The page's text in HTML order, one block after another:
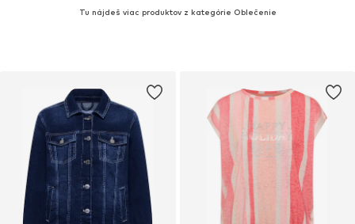
Tu nájdeš viac produktov z kategórie Oblečenie